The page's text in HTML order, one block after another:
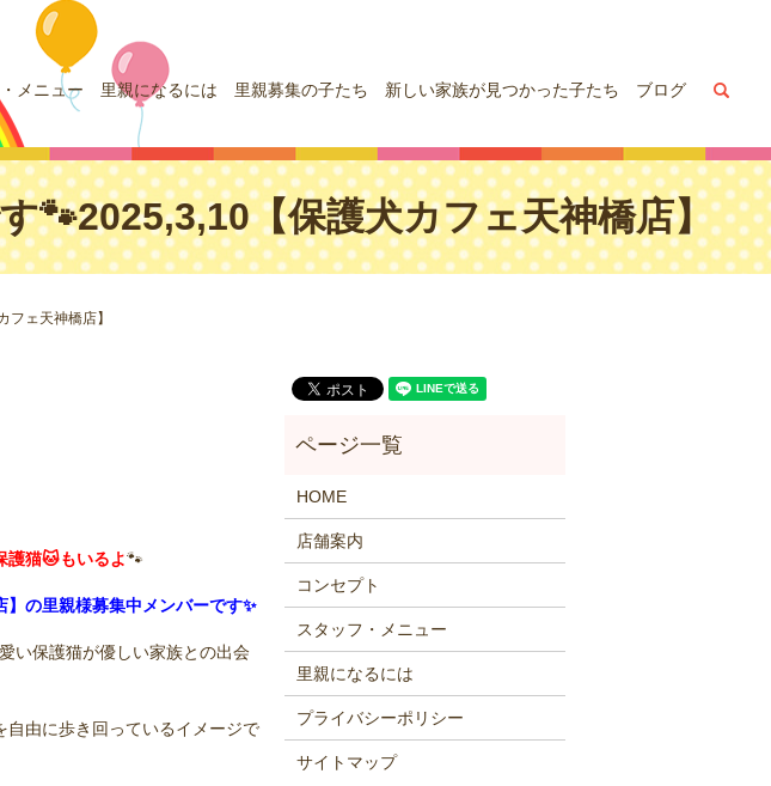
メニュー 里親になるには 里親募集の子たち 新しい家族が見つかった子たち ブログ
🐾2025,3,10【保護犬カフェ天神橋店】
ェ天神橋店】
護猫🐱もいるよ🐾
】の里親様募集中メンバーです✨
い保護猫が優しい家族との出会
自由に歩き回っているイメージで
HOME
店舗案内
コンセプト
スタッフ・メニュー
里親になるには
プライバシーポリシー
サイトマップ